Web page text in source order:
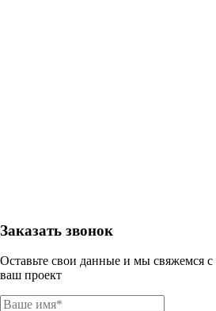
Заказать звонок
Оставьте свои данные и мы свяжемся
ваш проект